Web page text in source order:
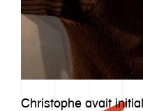
Christophe avait